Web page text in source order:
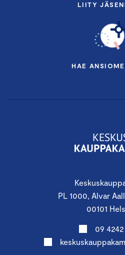
PL 1000, Alvar
00101
09
LIITY
HAE